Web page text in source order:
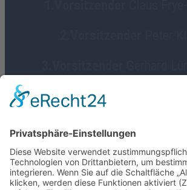
Geschäftsführerin
Social Media